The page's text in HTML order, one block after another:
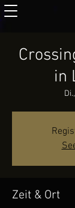
in
Zeit & Ort